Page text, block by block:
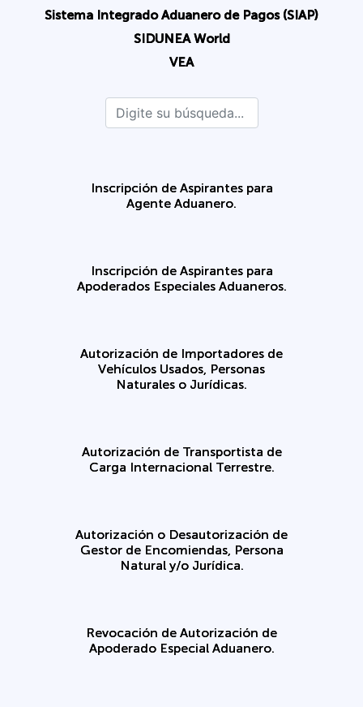
Sistema Integrado Aduanero de Pagos (SIAP)
SIDUNEA World
VEA
Inscripción de Aspirantes para
Agente Aduanero.
Inscripción de Aspirantes para
Apoderados Especiales Aduaneros.
Autorización de Importadores de
Vehículos Usados, Personas
Naturales o Jurídicas.
Autorización de Transportista de
Carga Internacional Terrestre.
Autorización o Desautorización de
Gestor de Encomiendas, Persona
Natural y/o Jurídica.
Revocación de Autorización de
Apoderado Especial Aduanero.